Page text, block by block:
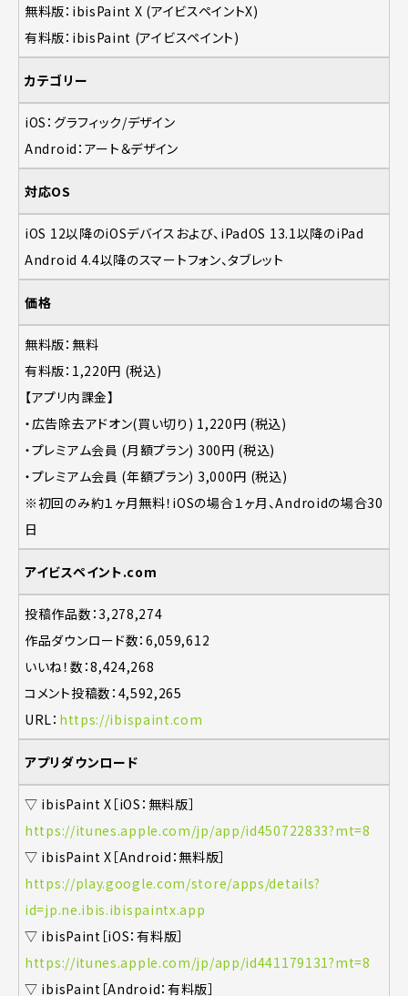
無料版：ibisPaint X (アイビスペイントX)
有料版：ibisPaint (アイビスペイント)
カテゴリー
iOS：グラフィック/デザイン
Android：アート＆デザイン
対応OS
iOS 12以降のiOSデバイスおよび、iPadOS 13.1以降のiPad
Android 4.4以降のスマートフォン、タブレット
価格
無料版：無料
有料版：1,220円 (税込)
【アプリ内課金】
・広告除去アドオン(買い切り) 1,220円 (税込)
・プレミアム会員 (月額プラン) 300円 (税込)
・プレミアム会員 (年額プラン) 3,000円 (税込)
※初回のみ約１ヶ月無料！iOSの場合１ヶ月、Androidの場合30
日
アイビスペイント.com
投稿作品数：3,278,274
作品ダウンロード数：6,059,612
いいね！数：8,424,268
コメント投稿数：4,592,265
URL： https://ibispaint.com
アプリダウンロード
▽ ibisPaint X［iOS：無料版］
https://itunes.apple.com/jp/app/id450722833?mt=8
▽ ibisPaint X［Android：無料版］
https://play.google.com/store/apps/details?
id=jp.ne.ibis.ibispaintx.app
▽ ibisPaint［iOS：有料版］
https://itunes.apple.com/jp/app/id441179131?mt=8
▽ ibisPaint［Android：有料版］